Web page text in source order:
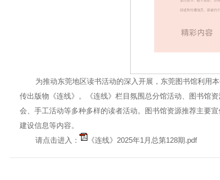
为推动东莞地区读书活动的深入开展，东莞图书馆利用本
传出版物《连线》。《连线》栏目氛围总分馆活动、图书馆
会、手工活动等多种多样的读者活动。图书馆资源推荐主要
建设信息等内容。
请点击进入：
《连线》2025年1月总第128期.pdf